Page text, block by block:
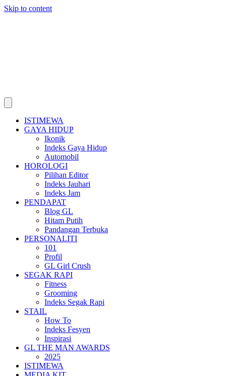
Skip to content
ISTIMEWA
GAYA HIDUP
Ikonik
Indeks Gaya Hidup
Automobil
HOROLOGI
Pilihan Editor
Indeks Jauhari
Indeks Jam
PENDAPAT
Blog GL
Hitam Putih
Pandangan Terbuka
PERSONALITI
101
Profil
GL Girl Crush
SEGAK RAPI
Fitness
Grooming
Indeks Segak Rapi
STAIL
How To
Indeks Fesyen
Inspirasi
GL THE MAN AWARDS
2025
ISTIMEWA